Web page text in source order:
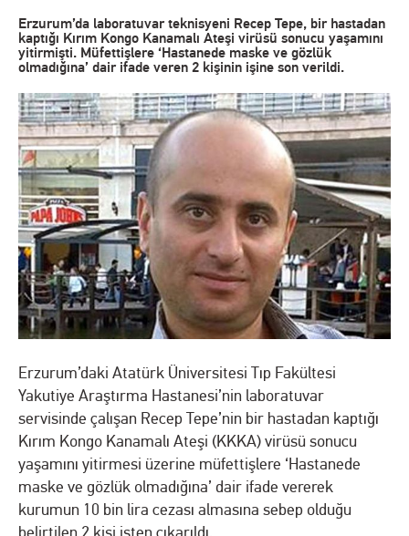
Erzurum’da laboratuvar teknisyeni Recep Tepe, bir hastadan
kaptığı Kırım Kongo Kanamalı Ateşi virüsü sonucu yaşamını
yitirmişti. Müfettişlere ‘Hastanede maske ve gözlük
olmadığına’ dair ifade veren 2 kişinin işine son verildi.
Erzurum’daki Atatürk Üniversitesi Tıp Fakültesi
Yakutiye Araştırma Hastanesi’nin laboratuvar
servisinde çalışan Recep Tepe’nin bir hastadan kaptığı
Kırım Kongo Kanamalı Ateşi (KKKA) virüsü sonucu
yaşamını yitirmesi üzerine müfettişlere ‘Hastanede
maske ve gözlük olmadığına’ dair ifade vererek
kurumun 10 bin lira cezası almasına sebep olduğu